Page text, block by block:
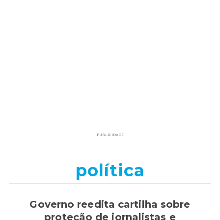
PUBLICIDADE
política
Governo reedita cartilha sobre
proteção de jornalistas e